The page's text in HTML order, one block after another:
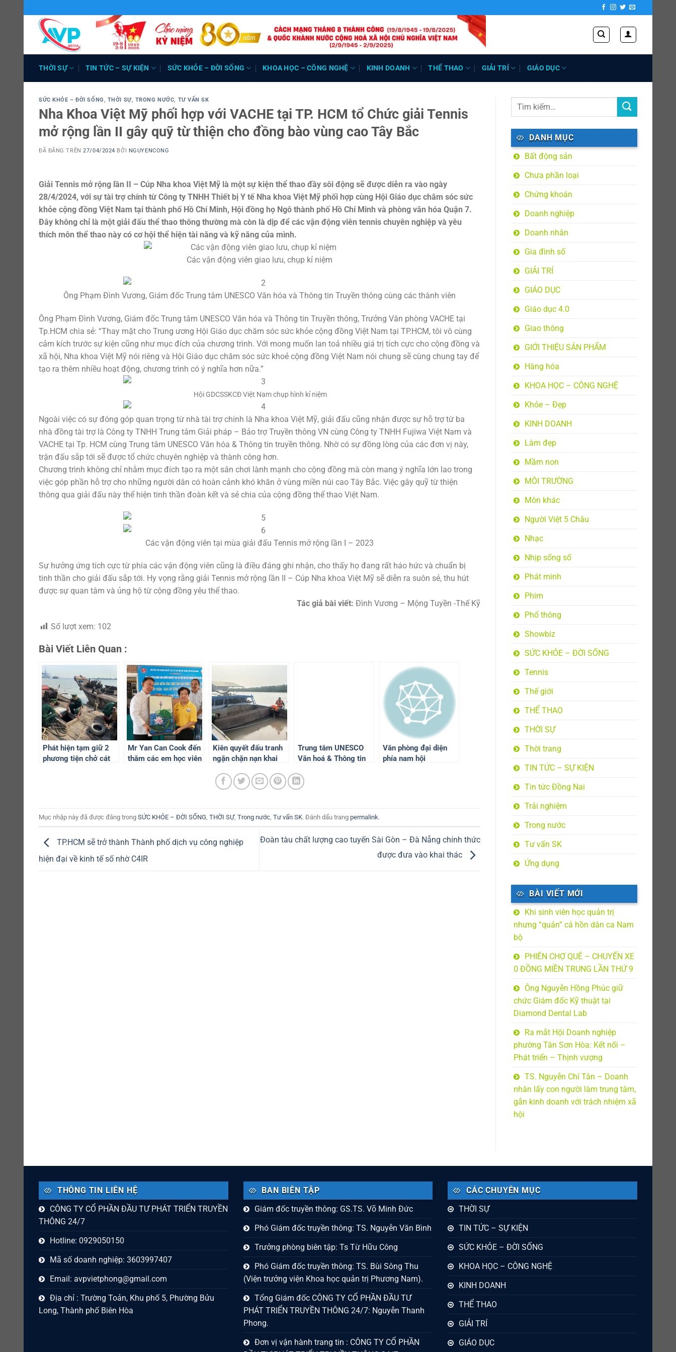
đến
THỜI SỰ TIN TỨC – SỰ KIỆN SỨC KHỎE – ĐỜI SỐNG KHOA HỌC – CÔNG NGHỆ KINH DOANH THỂ THAO GIẢI TRÍ GIÁO DỤC
SỨC KHỎE – ĐỜI SỐNG, THỜI SỰ, TRONG NƯỚC, TƯ VẤN SK
Nha Khoa Việt Mỹ phối hợp với VACHE tại TP. HCM tổ Chức giải Tennis
mở rộng lần II gây quỹ từ thiện cho đồng bào vùng cao Tây Bắc
ĐÃ ĐĂNG TRÊN27/04/2024 BỞI NGUYENCONG
Giải Tennis mở rộng lần II – Cúp Nha khoa Việt Mỹ là một sự kiện thể thao đầy sôi động sẽ được diễn ra vào ngày
28/4/2024, với sự tài trợ chính từ Công ty TNHH Thiết bị Y tế Nha khoa Việt Mỹ phối hợp cùng Hội Giáo dục chăm sóc sức
khỏe cộng đồng Việt Nam tại thành phố Hồ Chí Minh, Hội đồng họ Ngô thành phố Hồ Chí Minh và phòng văn hóa Quận 7.
Đây không chỉ là một giải đấu thể thao thông thường mà còn là dịp để các vận động viên tennis chuyên nghiệp và yêu
thích môn thể thao này có cơ hội thể hiện tài năng và kỹ năng của mình.
Các vận động viên giao lưu, chụp kỉ niệm
Ông Phạm Đình Vương, Giám đốc Trung tâm UNESCO Văn hóa và Thông tin Truyền thông cùng các thành viên
Ông Phạm Đình Vương, Giám đốc Trung tâm UNESCO Văn hóa và Thông tin Truyền thông, Trưởng Văn phòng VACHE tại
Tp.HCM chia sẻ: “Thay mặt cho Trung ương Hội Giáo dục chăm sóc sức khỏe cộng đồng Việt Nam tại TP.HCM, tôi vô cùng
cảm kích trước sự kiện cũng như mục đích của chương trình. Với mong muốn lan toả nhiều giá trị tích cực cho cộng đồng và
xã hội, Nha khoa Việt Mỹ nói riêng và Hội Giáo dục chăm sóc sức khoẻ cộng đồng Việt Nam nói chung sẽ cùng chung tay để
tạo ra thêm nhiều hoạt động, chương trình có ý nghĩa hơn nữa.”
Hội GDCSSKCĐ Việt Nam chụp hình kỉ niệm
Ngoài việc có sự đóng góp quan trọng từ nhà tài trợ chính là Nha khoa Việt Mỹ, giải đấu cũng nhận được sự hỗ trợ từ ba
nhà đồng tài trợ là Công ty TNHH Trung tâm Giải pháp – Bảo trợ Truyền thông VN cùng Công ty TNHH Fujiwa Việt Nam và
VACHE tại Tp. HCM cùng Trung tâm UNESCO Văn hóa & Thông tin truyền thông. Nhờ có sự đồng lòng của các đơn vị này,
trận đấu sắp tới sẽ được tổ chức chuyên nghiệp và thành công hơn.
Chương trình không chỉ nhằm mục đích tạo ra một sân chơi lành mạnh cho cộng đồng mà còn mang ý nghĩa lớn lao trong
việc góp phần hỗ trợ cho những người dân có hoàn cảnh khó khăn ở vùng miền núi cao Tây Bắc. Việc gây quỹ từ thiện
thông qua giải đấu này thể hiện tinh thần đoàn kết và sẻ chia của cộng đồng thể thao Việt Nam.
Các vận động viên tại mùa giải đấu Tennis mở rộng lần I – 2023
Sự hưởng ứng tích cực từ phía các vận động viên cũng là điều đáng ghi nhận, cho thấy họ đang rất háo hức và chuẩn bị
tinh thần cho giải đấu sắp tới. Hy vọng rằng giải Tennis mở rộng lần II – Cúp Nha khoa Việt Mỹ sẽ diễn ra suôn sẻ, thu hút
được sự quan tâm và ủng hộ từ cộng đồng yêu thể thao.
Tác giả bài viết: Đình Vương – Mộng Tuyền -Thế Kỹ
Số lượt xem: 102
Bài Viết Liên Quan :
Phát hiện tạm giữ 2
phương tiện chở cát
Mr Yan Can Cook đến
thăm các em học viên
HCM
Kiên quyết đấu tranh
ngặn chặn nạn khai
trái phép
Trung tâm UNESCO
Văn hoá & Thông tin
Khai mạc Giải bóng
đá Truyền Thống Hội
Văn phòng đại diện
phía nam hội
Mục nhập này đã được đăng trong SỨC KHỎE – ĐỜI SỐNG THỜI SỰ, Trong nước Tư vấn SK. Đánh dấu trang permalink.
TP.HCM sẽ trở thành Thành phố dịch vụ công nghiệp
hiện đại về kinh tế số nhờ C4IR
Đoàn tàu chất lượng cao tuyến Sài Gòn – Đà Nẵng chính thức
được đưa vào khai thác
DANH MỤC
Bất động sản
Chưa phần loại
Chứng khoán
Doanh nghiệp
Doanh nhân
Gia đình số
GIẢI TRÍ
GIÁO DỤC
Giáo dục 4.0
Giao thông
GIỚI THIỆU SẢN PHẨM
Hàng hóa
KHOA HỌC – CÔNG NGHỆ
Khỏe – Đẹp
KINH DOANH
Làm đẹp
Mầm non
MÔI TRƯỜNG
Môn khác
Người Việt 5 Châu
Nhạc
Nhịp sống số
Phát minh
Phim
Phổ thông
Showbiz
SỨC KHỎE – ĐỜI SỐNG
Tennis
Thế giới
THỂ THAO
THỜI SỰ
Thời trang
TIN TỨC – SỰ KIỆN
Tin tức Đồng Nai
Trải nghiệm
Trong nước
Tư vấn SK
Ứng dụng
BÀI VIẾT MỚI
Khi sinh viên học quản trị
nhưng “quản” cả hồn dân ca Nam
bộ
PHIÊN CHỢ QUÊ – CHUYẾN XE
0 ĐỒNG MIỀN TRUNG LẦN THỨ 9
Ông Nguyễn Hồng Phúc giữ
chức Giám đốc Kỹ thuật tại
Diamond Dental Lab
Ra mắt Hội Doanh nghiệp
phường Tân Sơn Hòa: Kết nối –
Phát triển – Thịnh vượng
TS. Nguyễn Chí Tân – Doanh
nhân lấy con người làm trung tâm,
gắn kinh doanh với trách nhiệm xã
hội
THÔNG TIN LIÊN HỆ
CÔNG TY CỔ PHẦN ĐẦU TƯ PHÁT TRIỂN TRUYỀN
THÔNG 24/7
Hotline: 0929050150
Mã số doanh nghiệp: 3603997407
Email: avpvietphong@gmail.com
Địa chỉ : Trường Toản, Khu phố 5, Phường Bửu
Long, Thành phố Biên Hòa
BAN BIÊN TẬP
Giám đốc truyền thông: GS.TS. Võ Minh Đức
Phó Giám đốc truyền thông: TS. Nguyễn Văn Bình
Trưởng phòng biên tập: Ts Từ Hữu Công
Phó Giám đốc truyền thông: TS. Bùi Sông Thu
(Viện trưởng viện Khoa học quản trị Phương Nam).
Tổng Giám đốc CÔNG TY CỔ PHẦN ĐẦU TƯ
PHÁT TRIỂN TRUYỀN THÔNG 24/7: Nguyễn Thanh
Phong.
Đơn vị vận hành trang tin : CÔNG TY CỔ PHẦN
CÁC CHUYÊN MỤC
THỜI SỰ
TIN TỨC – SỰ KIỆN
SỨC KHỎE – ĐỜI SỐNG
KHOA HỌC – CÔNG NGHỆ
KINH DOANH
THỂ THAO
GIẢI TRÍ
GIÁO DỤC